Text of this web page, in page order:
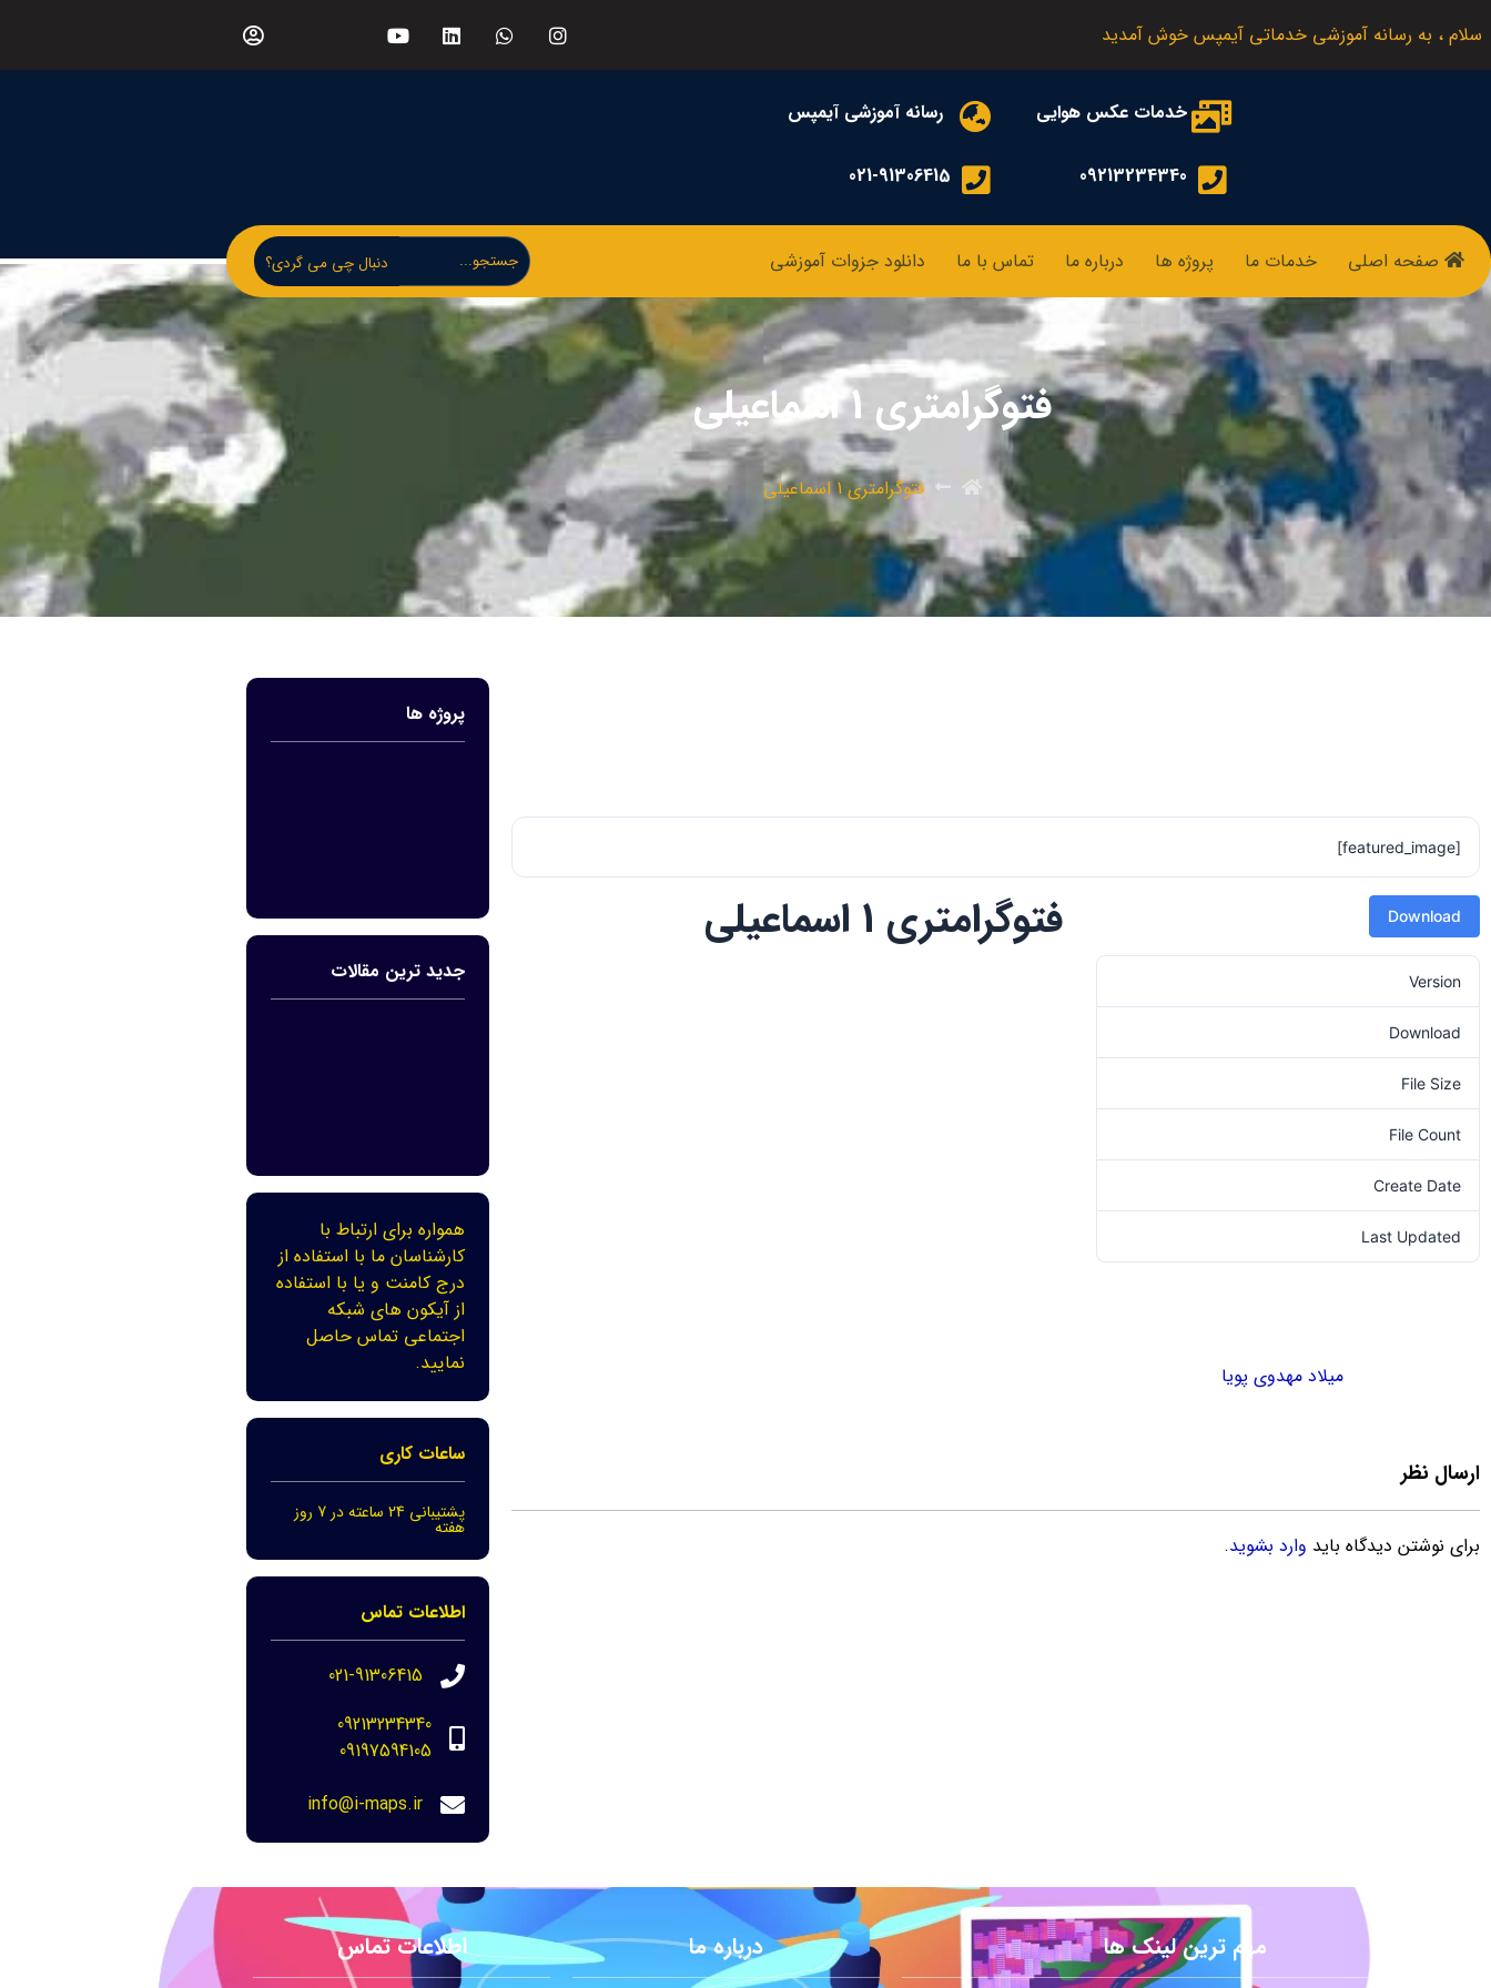
سلام ، به رسانه آموزشی خدماتی آیمپس خوش آمدید
خدمات عکس هوایی
09213234340
رسانه آموزشی آیمپس
021-91306415
صفحه اصلی خدمات ما پروژه ها درباره ما تماس با ما دانلود جزوات آموزشی دنبال چی می گردی؟
فتوگرامتری 1 اسماعیلی
فتوگرامتری 1 اسماعیلی
[featured_image]
Download
Version
Download
File Size
File Count
Create Date
Last Updated
فتوگرامتری 1 اسماعیلی
میلاد مهدوی پویا
ارسال نظر
برای نوشتن دیدگاه باید وارد بشوید.
پروژه ها
جدید ترین مقالات
همواره برای ارتباط با
کارشناسان ما با استفاده از
درج کامنت و یا با استفاده
از آیکون های شبکه
اجتماعی تماس حاصل
نمایید.
ساعات کاری
پشتیبانی 24 ساعته در 7 روز
هفته
اطلاعات تماس
021-91306415
09213234340
09197594105
info@i-maps.ir
مهم ترین لینک ها درباره ما اطلاعات تماس